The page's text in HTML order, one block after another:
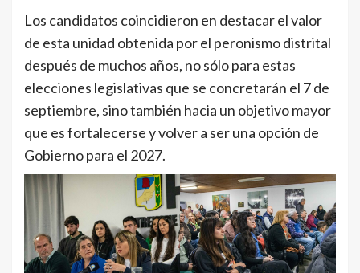
Los candidatos coincidieron en destacar el valor
de esta unidad obtenida por el peronismo distrital
después de muchos años, no sólo para estas
elecciones legislativas que se concretarán el 7 de
septiembre, sino también hacia un objetivo mayor
que es fortalecerse y volver a ser una opción de
Gobierno para el 2027.